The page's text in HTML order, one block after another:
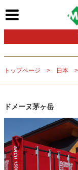
トップページ 日本
ドメーヌ茅ヶ岳